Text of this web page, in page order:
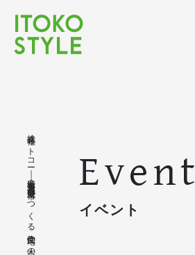
株式会社イトコー｜豊橋市・豊川市・蒲郡市・新城市でつくる注文住宅の木の家 Event
イベント